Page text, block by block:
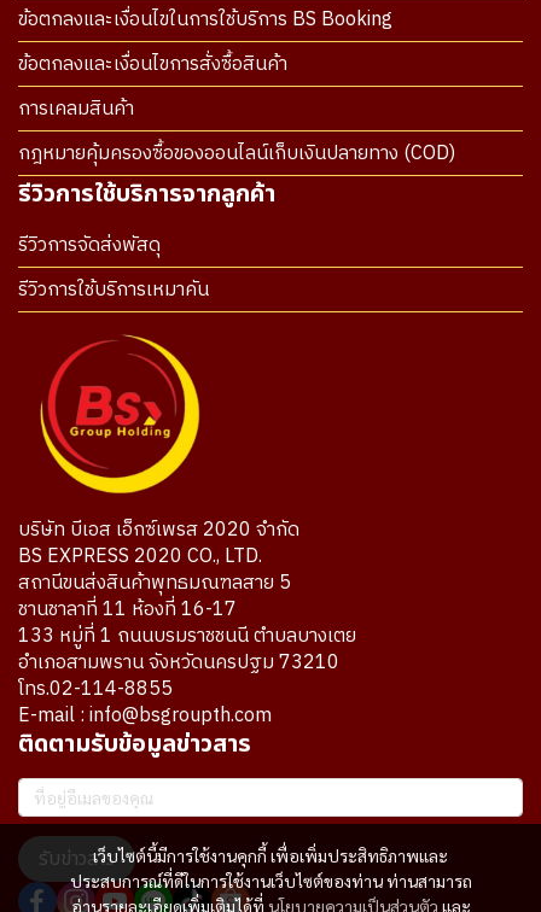
เว็บไซต์นี้มีการใช้งานคุกกี้ เพื่อเพิ่มประสิทธิภาพและ
ประสบการณ์ที่ดีในการใช้งานเว็บไซต์ของท่าน ท่านสามารถ
อ่านรายละเอียดเพิ่มเติมได้ที่ นโยบายความเป็นส่วนตัว และ
ข้อตกลงและเงื่อนไขในการใช้บริการ BS Booking
ข้อตกลงและเงื่อนไขการสั่งซื้อสินค้า
การเคลมสินค้า
กฎหมายคุ้มครองซื้อของออนไลน์เก็บเงินปลายทาง (COD)
รีวิวการใช้บริการจากลูกค้า
รีวิวการจัดส่งพัสดุ
รีวิวการใช้บริการเหมาคัน
บริษัท บีเอส เอ็กซ์เพรส 2020 จำกัด
BS EXPRESS 2020 CO., LTD.
สถานีขนส่งสินค้าพุทธมณฑลสาย 5
ชานชาลาที่ 11 ห้องที่ 16-17
133 หมู่ที่ 1 ถนนบรมราชชนนี ตำบลบางเตย
อำเภอสามพราน จังหวัดนครปฐม 73210
โทร.02-114-8855
E-mail : info@bsgroupth.com
ติดตามรับข้อมูลข่าวสาร
รับข่าวสาร